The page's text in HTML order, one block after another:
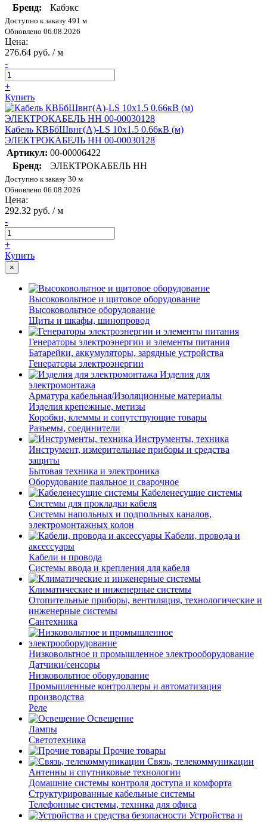
Бренд:
Кабэкс
Доступно к заказу 491 м
Обновлено 06.08.2026
Цена:
276.64 руб. / м
-
+
Купить
Кабель КВБбШвнг(А)-LS 10х1.5 0.66кВ (м)
ЭЛЕКТРОКАБЕЛЬ НН 00-00030128
Артикул: 00-00006422
Бренд:
ЭЛЕКТРОКАБЕЛЬ НН
Доступно к заказу 30 м
Обновлено 06.08.2026
Цена:
292.32 руб. / м
-
+
Купить
×
Высоковольтное и щитовое оборудование
Высоковольтное оборудование
Щиты и шкафы, шинопровод
Генераторы электроэнергии и элементы питания
Батарейки, аккумуляторы, зарядные устройства
Генераторы электроэнергии
Изделия для
электромонтажа
Арматура кабельная/Изоляционные материалы
Изделия крепежные, метизы
Коробки, клеммы и сопутствующие товары
Разъемы, соединители
Инструменты, техника
Инструмент, измерительные приборы и средства
защиты
Бытовая техника и электроника
Оборудование паяльное и сварочное
Кабеленесущие системы
Системы для прокладки кабеля
Системы напольных и подпольных каналов,
электромонтажных колон
Кабели, провода и
аксессуары
Кабели и провода
Системы ввода и крепления для кабеля
Климатические и инженерные системы
Отопительные приборы, вентиляция, технологические и
инженерные системы
Сантехника
Низковольтное и промышленное электрооборудование
Датчики/сенсоры
Низковольтное оборудование
Промышленные контроллеры и автоматизация
производства
Реле
Освещение
Лампы
Светотехника
Прочие товары
Связь, телекоммуникации
Антенны и спутниковые технологии
Домашние системы контроля доступа и комфорта
Структурированные кабельные системы
Телефонные системы, техника для офиса
Устройства и